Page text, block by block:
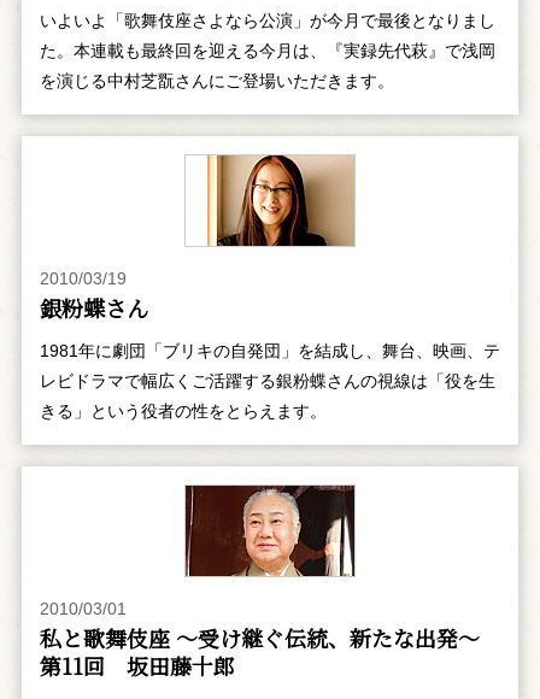
いよいよ「歌舞伎座さよなら公演」が今月で最後となりまし
た。本連載も最終回を迎える今月は、『実録先代萩』で浅岡
を演じる中村芝翫さんにご登場いただきます。
2010/03/19
銀粉蝶さん
1981年に劇団「ブリキの自発団」を結成し、舞台、映画、テ
レビドラマで幅広くご活躍する銀粉蝶さんの視線は「役を生
きる」という役者の性をとらえます。
2010/03/01
私と歌舞伎座 ～受け継ぐ伝統、新たな出発～
第11回 坂田藤十郎